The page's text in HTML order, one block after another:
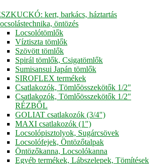
kert, barkács, háztartás
öntözés
Locsolótömlők
Víztiszta tömlők
Szövött tömlők
Spirál tömlők, Csigatömlők
Sumisansui Japán tömlők
SIROFLEX termékek
Csatlakozók, Tömlőösszekötők 1/2"
Csatlakozók, Tömlőösszekötők 1/2"
RÉZBŐL
GOLIAT csatlakozók (3/4")
MAXI csatlakozók (1")
Locsolópisztolyok, Sugárcsövek
Locsolófejek, Öntözőtalpak
Öntözőkanna, Locsolókanna
Egyéb termékek, Lábszelepek, Tömítések